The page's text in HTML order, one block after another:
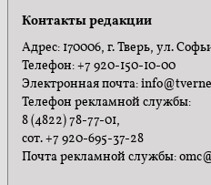
Контакты редакции
Адрес: 170006, г. Тверь, ул.
Телефон: +7 920-150-10-00
Электронная почта:
Телефон рекламной службы:
8 (4822) 78-77-01,
сот. +7 920-695-37-28
Почта рекламной службы: